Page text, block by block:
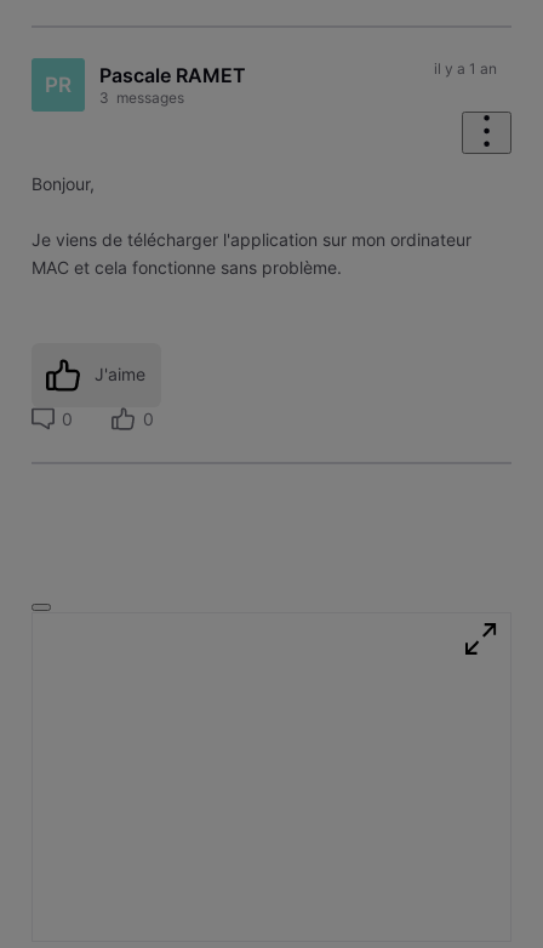
PR Pascale RAMET
3 messages
il y a 1 an
Bonjour,
Je viens de télécharger l'application sur mon ordinateur
MAC et cela fonctionne sans problème.
J'aime
0 0